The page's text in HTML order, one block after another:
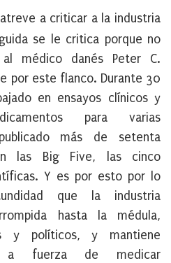
a criticar a la industria
se le critica porque no
médico danés Peter C.
por este flanco. Durante 30
en ensayos clínicos y
para varias
más de setenta
las Big Five, las cinco
Y es por esto por lo
que la industria
hasta la médula,
y políticos, y mantiene
a fuerza de medicar